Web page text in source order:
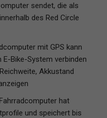
sendet, die als
des Red Circle
mit GPS kann
Bike-System verbinden
Akkustand
hat
und speichert bis